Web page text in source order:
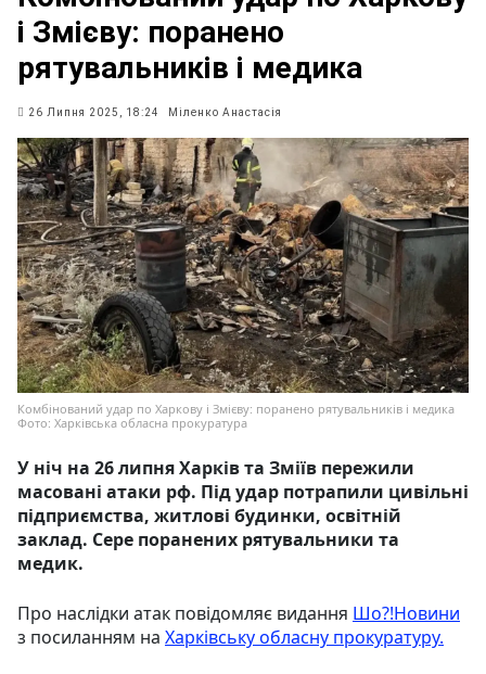
і Змієву: поранено
рятувальників і медика
26 Липня 2025, 18:24 Міленко Анастасія
Комбінований удар по Харкову і Змієву: поранено рятувальників і медика
Фото: Харківська обласна прокуратура
У ніч на 26 липня Харків та Зміїв пережили
масовані атаки рф. Під удар потрапили цивільні
підприємства, житлові будинки, освітній
заклад. Сере поранених рятувальники та
медик.
Про наслідки атак повідомляє видання Шо?!Новини
з посиланням на Харківську обласну прокуратуру.